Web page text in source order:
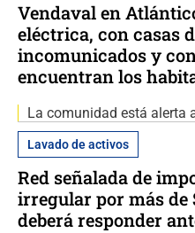
Vendaval en
eléctrica, con casas
incomunicados y
encuentran los
La comunidad está alerta
Lavado de activos
Red señalada de
irregular por más de
deberá responder